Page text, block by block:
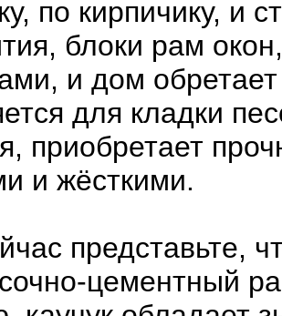
по кирпичику, и
блоки рам
и дом
для кладки
приобретает
и жёсткими.
представьте,
цементный